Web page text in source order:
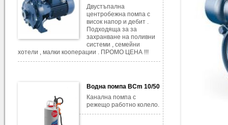
Двустъпална
центробежна помпа с
висок напор и дебит .
Подходяща за за
захранване на поливни
системи , семейни
хотели , малки кооперации . ПРОМО ЦЕНА !!!
Водна помпа BCm 10/50
Канална помпа с
режещо работно колело.